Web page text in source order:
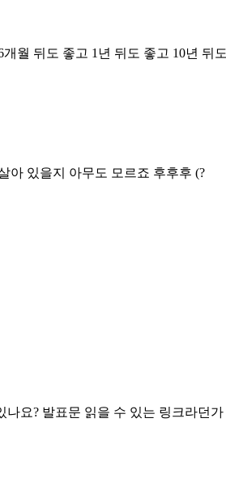
월 뒤도 좋고 1년 뒤도 좋고 10년
아 있을지 아무도 모르죠 후후후 (?
요? 발표문 읽을 수 있는 링크라던가